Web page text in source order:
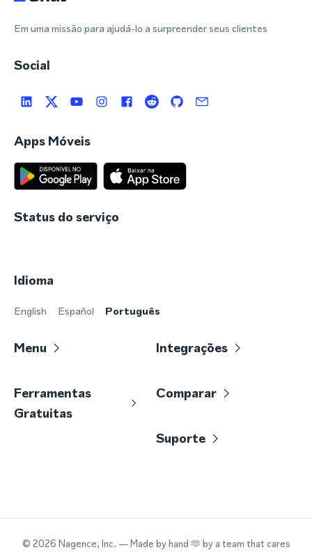
Em uma missão para ajudá-lo a surpreender seus clientes
Social
Apps Móveis
Status do serviço
Idioma
English Español Português
Menu Integrações
Ferramentas
Gratuitas
Comparar
Suporte
© 2026 Nagence, Inc. — Made by hand 🫶 by a team that cares